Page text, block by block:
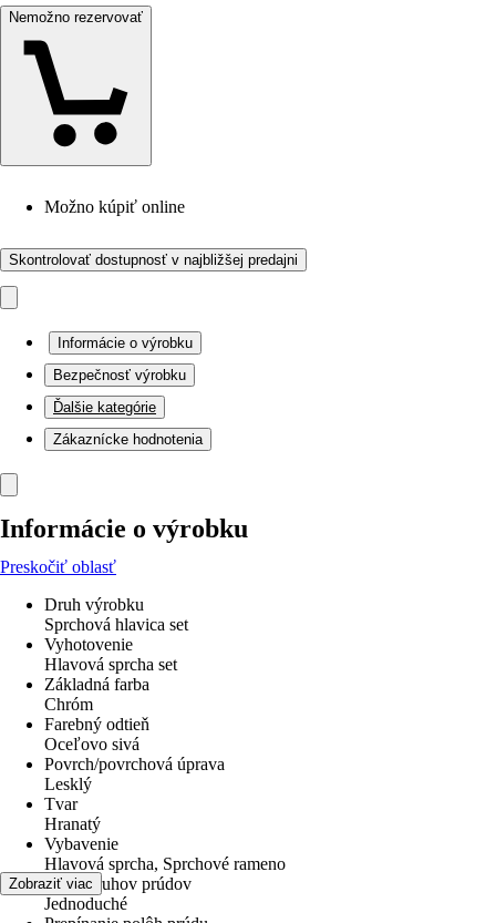
Nemožno rezervovať
Možno kúpiť online
Skontrolovať dostupnosť v najbližšej predajni
Informácie o výrobku
Bezpečnosť výrobku
Ďalšie kategórie
Zákaznícke hodnotenia
Informácie o výrobku
Preskočiť oblasť
Druh výrobku
Sprchová hlavica set
Vyhotovenie
Hlavová sprcha set
Základná farba
Chróm
Farebný odtieň
Oceľovo sivá
Povrch/povrchová úprava
Lesklý
Tvar
Hranatý
Vybavenie
Hlavová sprcha, Sprchové rameno
Počet druhov prúdov
Jednoduché
Zobraziť viac